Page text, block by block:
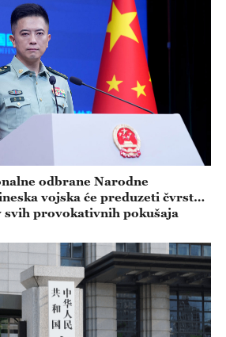
odbrane Narodne
vojska će preduzeti čvrste
provokativnih pokušaja